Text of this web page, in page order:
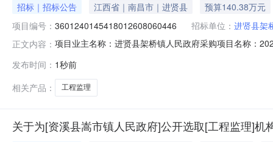
招标｜招标公告 江西省｜南昌市｜进贤县
预算140.38万元
项目编号： 3601240145418012608060446 招标单位： 进贤县架
正文内容： 项目业主名称：进贤县架桥镇人民政府采购项目名称：
日）签订合同时间：15（个工作日）资质要求：无备案
发布时间： 1秒前
相关产品：
工程监理
关于为[资溪县嵩市镇人民政府]公开选取[工程监理]机